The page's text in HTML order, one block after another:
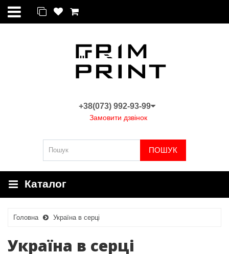
+38(073) 992-93-99
Замовити дзвінок
ПОШУК
Каталог
Головна Україна в серці
Україна в серці